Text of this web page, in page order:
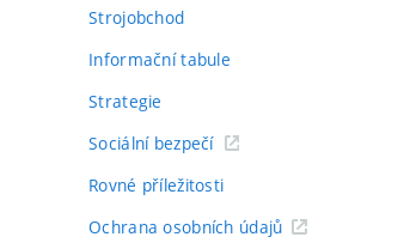
Strojobchod
Informační tabule
Strategie
Sociální bezpečí
Rovné příležitosti
Ochrana osobních údajů